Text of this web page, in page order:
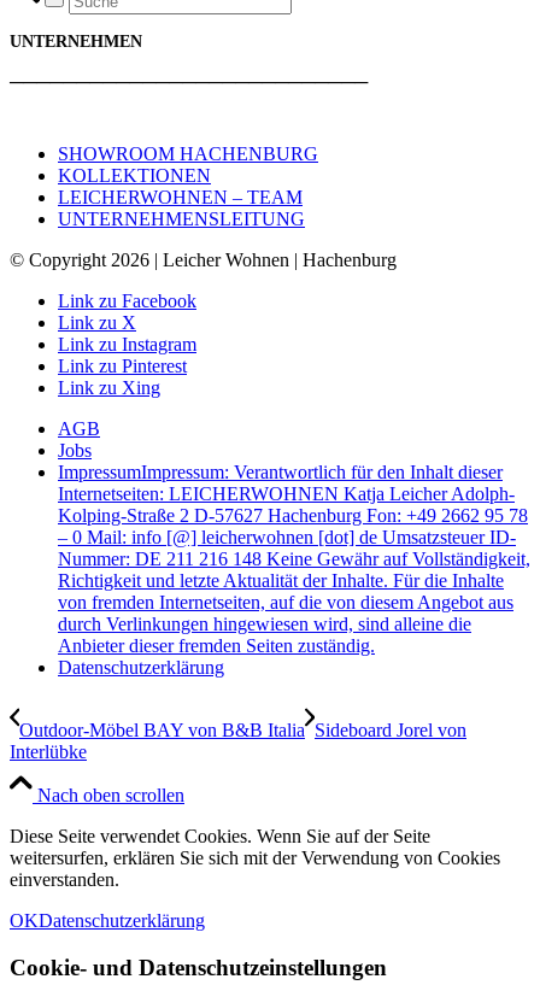
UNTERNEHMEN
───────────────────────────
SHOWROOM HACHENBURG
KOLLEKTIONEN
LEICHERWOHNEN – TEAM
UNTERNEHMENSLEITUNG
© Copyright 2026 | Leicher Wohnen | Hachenburg
Link zu Facebook
Link zu X
Link zu Instagram
Link zu Pinterest
Link zu Xing
AGB
Jobs
ImpressumImpressum: Verantwortlich für den Inhalt dieser
Internetseiten: LEICHERWOHNEN Katja Leicher Adolph-
Kolping-Straße 2 D-57627 Hachenburg Fon: +49 2662 95 78
– 0 Mail: info [@] leicherwohnen [dot] de Umsatzsteuer ID-
Nummer: DE 211 216 148 Keine Gewähr auf Vollständigkeit,
Richtigkeit und letzte Aktualität der Inhalte. Für die Inhalte
von fremden Internetseiten, auf die von diesem Angebot aus
durch Verlinkungen hingewiesen wird, sind alleine die
Anbieter dieser fremden Seiten zuständig.
Datenschutzerklärung
Outdoor-Möbel BAY von B&B Italia Sideboard Jorel von
Interlübke
Nach oben scrollen
Diese Seite verwendet Cookies. Wenn Sie auf der Seite
weitersurfen, erklären Sie sich mit der Verwendung von Cookies
einverstanden.
OKDatenschutzerklärung
Cookie- und Datenschutzeinstellungen